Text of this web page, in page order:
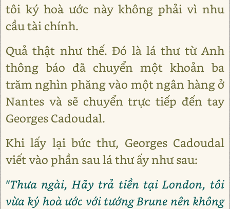
tôi ký hoà ước này không phải vì nhu
cầu tài chính.
Quả thật như thế. Đó là lá thư từ Anh
thông báo đã chuyển một khoản ba
trăm nghìn phăng vào một ngân hàng ở
Nantes và sẽ chuyển trực tiếp đến tay
Georges Cadoudal.
Khi lấy lại bức thư, Georges Cadoudal
viết vào phần sau lá thư ấy như sau:
"Thưa ngài, Hãy trả tiền tại London, tôi
vừa ký hoà ước với tướng Brune nên không